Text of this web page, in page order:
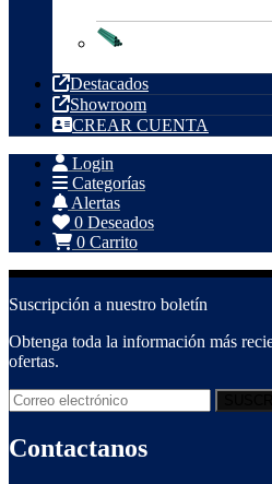
Destacados
Showroom
CREAR CUENTA
Login
Categorías
Alertas
0 Deseados
0 Carrito
Suscripción a nuestro boletín
Obtenga toda la información más
ofertas.
Contactanos